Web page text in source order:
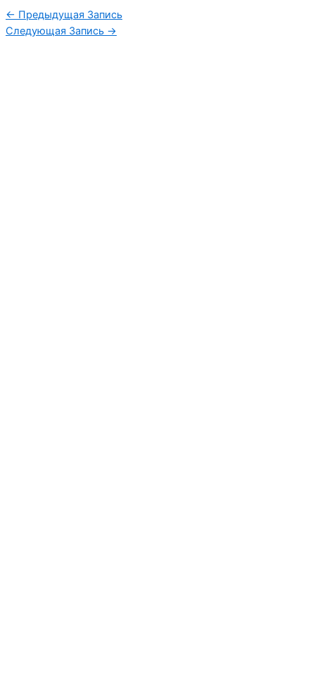
Навигация
по
← Предыдущая Запись
Следующая Запись →